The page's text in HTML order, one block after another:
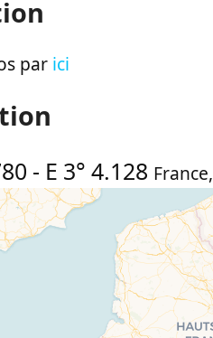
par ici
- E 3° 4.128 France,